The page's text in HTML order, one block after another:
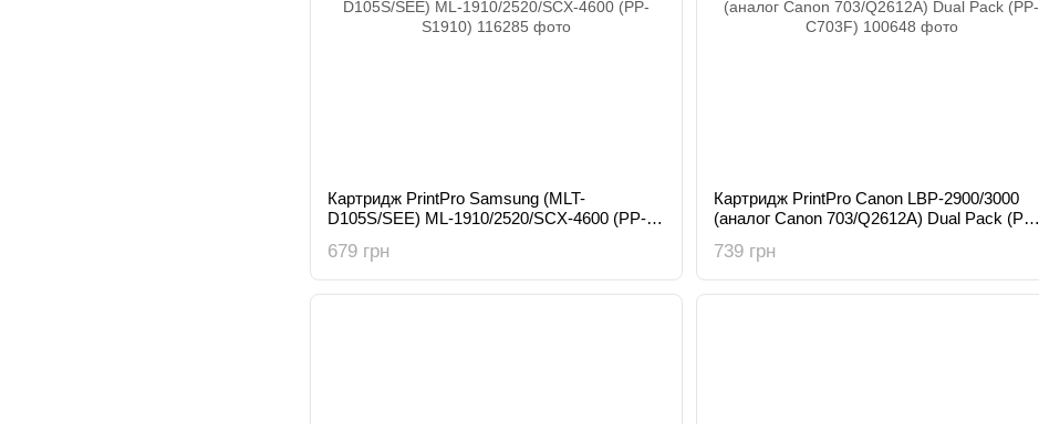
Картридж PrintPro Samsung (MLT-
D105S/SEE) ML-1910/2520/SCX-4600 (PP-
679 грн
Картридж PrintPro Canon LBP-2900/3000
(аналог Canon 703/Q2612A) Dual Pack (PP-
739 грн